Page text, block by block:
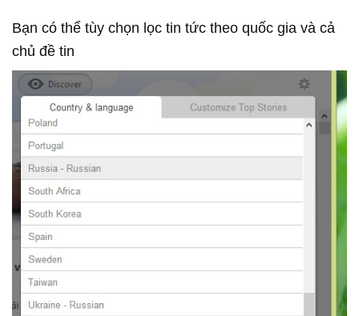
Bạn có thể tùy chọn lọc tin tức theo quốc gia và cả
chủ đề tin